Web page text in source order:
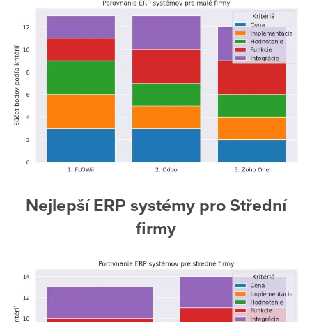
Nejlepší ERP systémy pro Střední
firmy